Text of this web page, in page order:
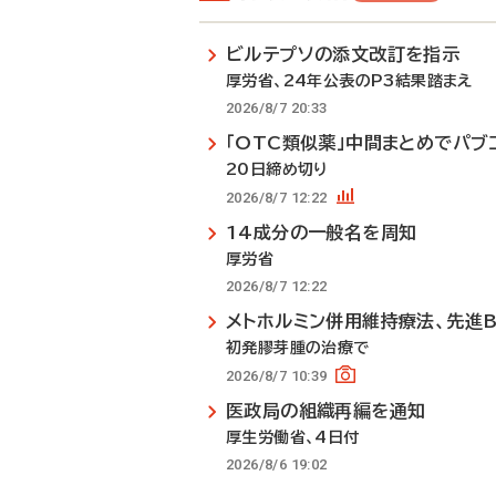
ビルテプソの添文改訂を指示
厚労省、24年公表のP3結果踏まえ
2026/8/7 20:33
「OTC類似薬」中間まとめでパブ
20日締め切り
2026/8/7 12:22
14成分の一般名を周知
厚労省
2026/8/7 12:22
メトホルミン併用維持療法、先進
初発膠芽腫の治療で
2026/8/7 10:39
医政局の組織再編を通知
厚生労働省、4日付
2026/8/6 19:02